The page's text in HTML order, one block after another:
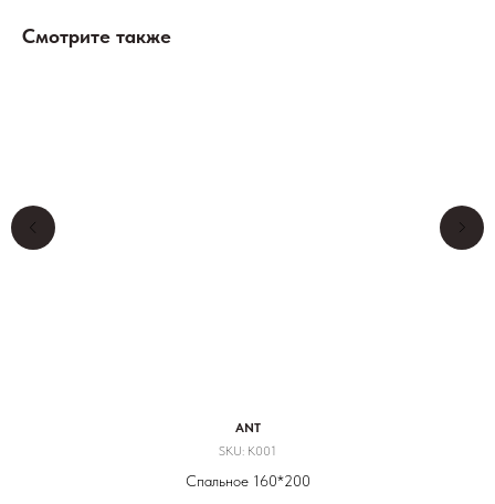
Смотрите также
ANT
SKU: K001
Спальное 160*200